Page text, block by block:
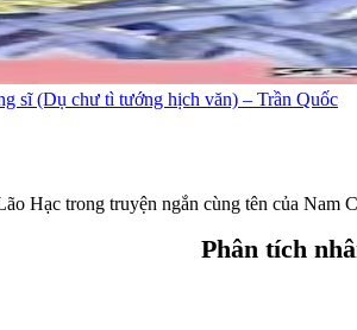
sĩ (Dụ chư tì tướng hịch văn) – Trần Quốc
Hạc trong truyện ngắn cùng tên của Nam
Phân tích